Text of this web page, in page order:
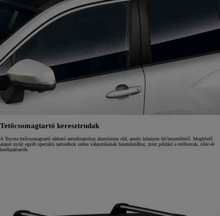
Tetőcsomagtartó keresztrudak
A Toyota tetőcsomagtartó zárható aerodinamikus alumínium rúd, amely könnyen fel/leszerelhető. Megfelelő
alapot nyújt egyéb speciális tartozékok széles választékának használatához, mint például a tetőboxok, síléc-és
kerékpártartók.